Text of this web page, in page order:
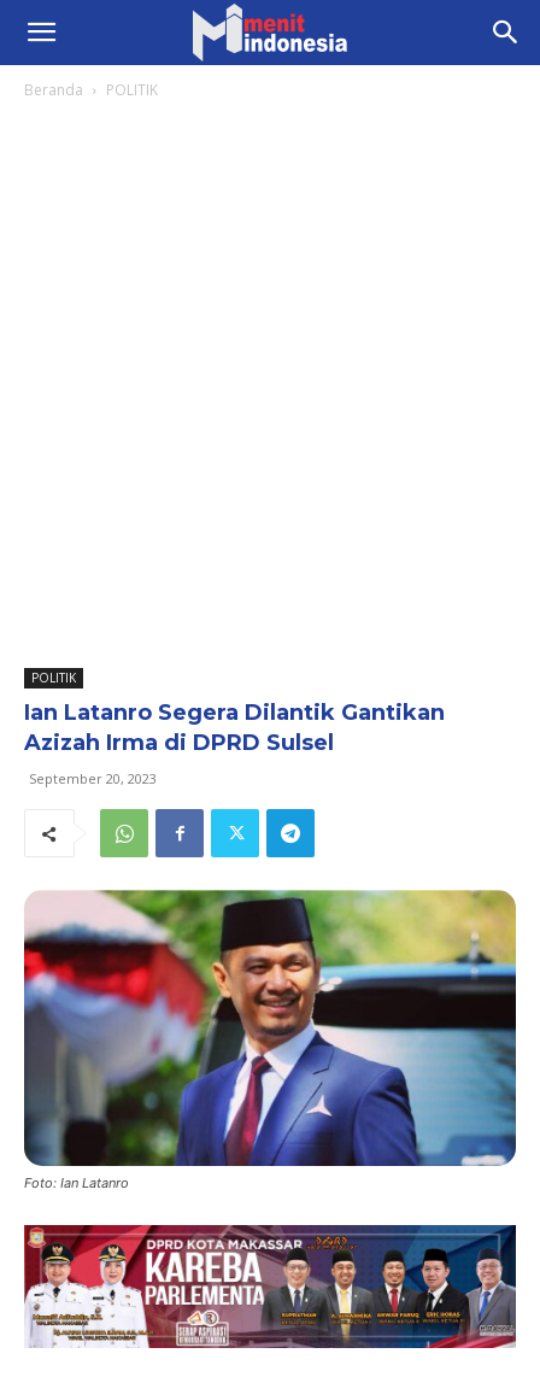
Beranda POLITIK
POLITIK
Ian Latanro Segera Dilantik Gantikan
Azizah Irma di DPRD Sulsel
September 20, 2023
Foto: Ian Latanro